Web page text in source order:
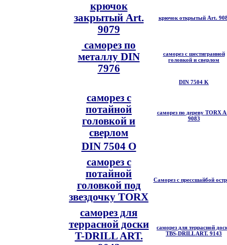
крючок
закрытый Art.
9079
крючок открытый Art.
саморез по
металлу DIN
7976
саморез с шестигранной
головкой и сверлом
DIN 7504 K
саморез с
потайной
головкой и
сверлом
саморез по дереву TORX
9083
DIN 7504 O
саморез с
потайной
головкой под
звездочку TORX
Саморез с прессшайбой
саморез для
террасной доски
T-DRILL ART.
саморез для террасной
TBS-DRILL ART. 9143